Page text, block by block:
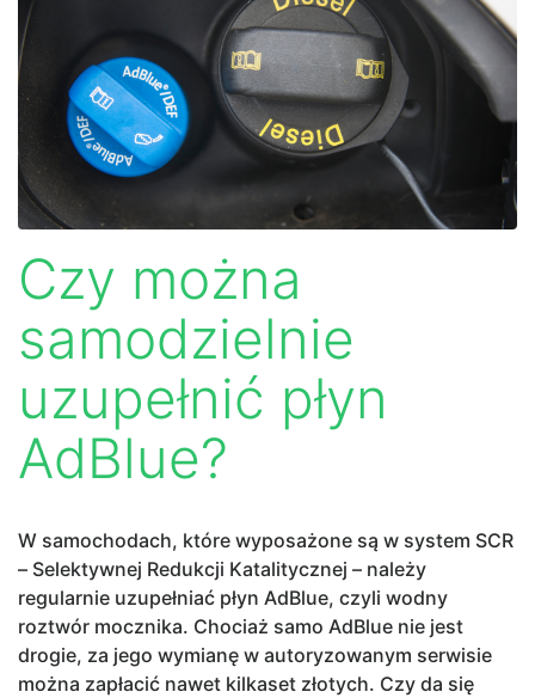
Czy można
samodzielnie
uzupełnić płyn
AdBlue?
W samochodach, które wyposażone są w system SCR
– Selektywnej Redukcji Katalitycznej – należy
regularnie uzupełniać płyn AdBlue, czyli wodny
roztwór mocznika. Chociaż samo AdBlue nie jest
drogie, za jego wymianę w autoryzowanym serwisie
można zapłacić nawet kilkaset złotych. Czy da się